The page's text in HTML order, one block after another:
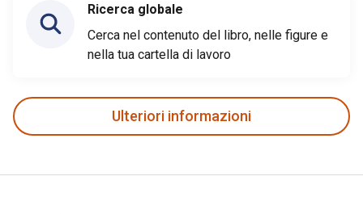
Ricerca globale
Cerca nel contenuto del libro, nelle figure e
nella tua cartella di lavoro
Ulteriori informazioni